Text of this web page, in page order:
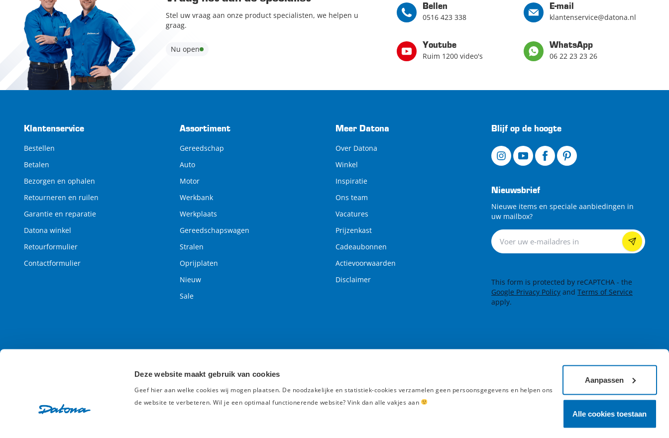
Deze website maakt gebruik van cookies
Geef hier aan welke cookies wij mogen plaatsen. De noodzakelijke en statistiek-cookies verzamelen geen persoonsgegevens en helpen ons
de website te verbeteren. Wil je een optimaal functionerende website? Vink dan alle vakjes aan
Alle cookies toestaan
Aanpassen
Stel uw vraag aan onze product specialisten, we helpen u
graag.
Nu open
Bellen
0516 423 338
E-mail
klantenservice@datona.nl
Youtube
Ruim 1200 video's
WhatsApp
06 22 23 23 26
Klantenservice
Bestellen
Betalen
Bezorgen en ophalen
Retourneren en ruilen
Garantie en reparatie
Datona winkel
Retourformulier
Contactformulier
Assortiment
Gereedschap
Auto
Motor
Werkbank
Werkplaats
Gereedschapswagen
Stralen
Oprijplaten
Nieuw
Sale
Meer Datona
Over Datona
Winkel
Inspiratie
Ons team
Vacatures
Prijzenkast
Cadeaubonnen
Actievoorwaarden
Disclaimer
Blijf op de hoogte
Nieuwsbrief
Nieuwe items en speciale aanbiedingen in
uw mailbox?
Nieuwsbrief
This form is protected by reCAPTCHA - the
Google Privacy Policy and Terms of Service
apply.